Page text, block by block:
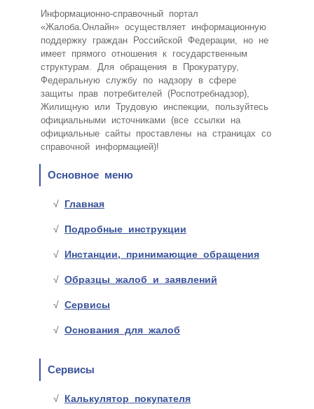
Информационно-справочный портал
«Жалоба.Онлайн» осуществляет информационную
поддержку граждан Российской Федерации, но не
имеет прямого отношения к государственным
структурам. Для обращения в Прокуратуру,
Федеральную службу по надзору в сфере
защиты прав потребителей (Роспотребнадзор),
Жилищную или Трудовую инспекции, пользуйтесь
официальными источниками (все ссылки на
официальные сайты проставлены на страницах со
справочной информацией)!
Основное меню
Главная
Подробные инструкции
Инстанции, принимающие обращения
Образцы жалоб и заявлений
Сервисы
Основания для жалоб
Сервисы
Калькулятор покупателя